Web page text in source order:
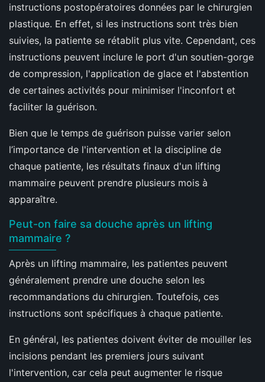
instructions postopératoires données par le chirurgien
plastique. En effet, si les instructions sont très bien
suivies, la patiente se rétablit plus vite. Cependant, ces
instructions peuvent inclure le port d'un soutien-gorge
de compression, l'application de glace et l'abstention
de certaines activités pour minimiser l'inconfort et
faciliter la guérison.
Bien que le temps de guérison puisse varier selon
l’importance de l'intervention et la discipline de
chaque patiente, les résultats finaux d'un lifting
mammaire peuvent prendre plusieurs mois à
apparaître.
Peut-on faire sa douche après un lifting
mammaire ?
Après un lifting mammaire, les patientes peuvent
généralement prendre une douche selon les
recommandations du chirurgien. Toutefois, ces
instructions sont spécifiques à chaque patiente.
En général, les patientes doivent éviter de mouiller les
incisions pendant les premiers jours suivant
l'intervention, car cela peut augmenter le risque